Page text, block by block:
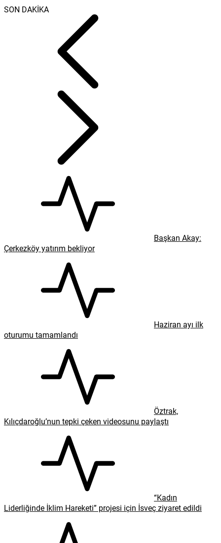
SON DAKİKA
Başkan Akay:
Çerkezköy yatırım bekliyor
Haziran ayı ilk
oturumu tamamlandı
Öztrak,
Kılıçdaroğlu’nun tepki çeken videosunu paylaştı
“Kadın
Liderliğinde İklim Hareketi” projesi için İsveç ziyaret edildi